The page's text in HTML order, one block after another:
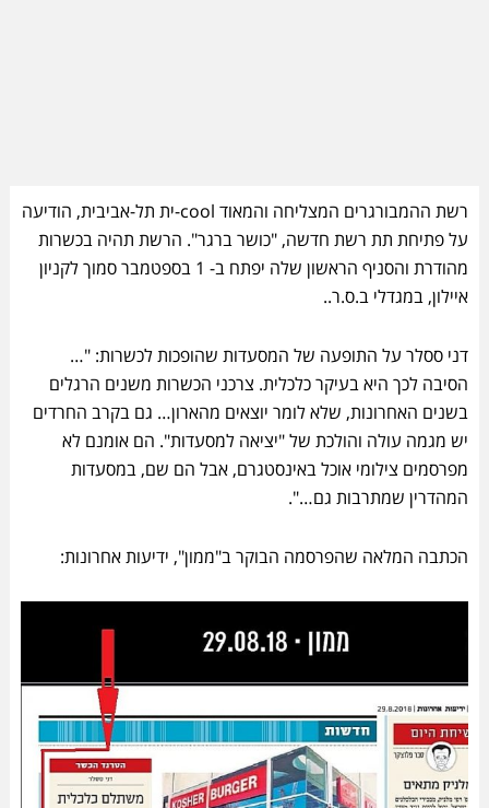
רשת ההמבורגרים המצליחה והמאוד cool-ית תל-אביבית, הודיעה
על פתיחת תת רשת חדשה, "כושר ברגר". הרשת תהיה בכשרות
מהודרת והסניף הראשון שלה יפתח ב- 1 בספטמבר סמוך לקניון
איילון, במגדלי ב.ס.ר..
דני ססלר על התופעה של המסעדות שהופכות לכשרות: "…
הסיבה לכך היא בעיקר כלכלית. צרכני הכשרות משנים הרגלים
בשנים האחרונות, שלא לומר יוצאים מהארון… גם בקרב החרדים
יש מגמה עולה והולכת של "יציאה למסעדות". הם אומנם לא
מפרסמים צילומי אוכל באינסטגרם, אבל הם שם, במסעדות
המהדרין שמתרבות גם…".
הכתבה המלאה שהפרסמה הבוקר ב"ממון", ידיעות אחרונות: